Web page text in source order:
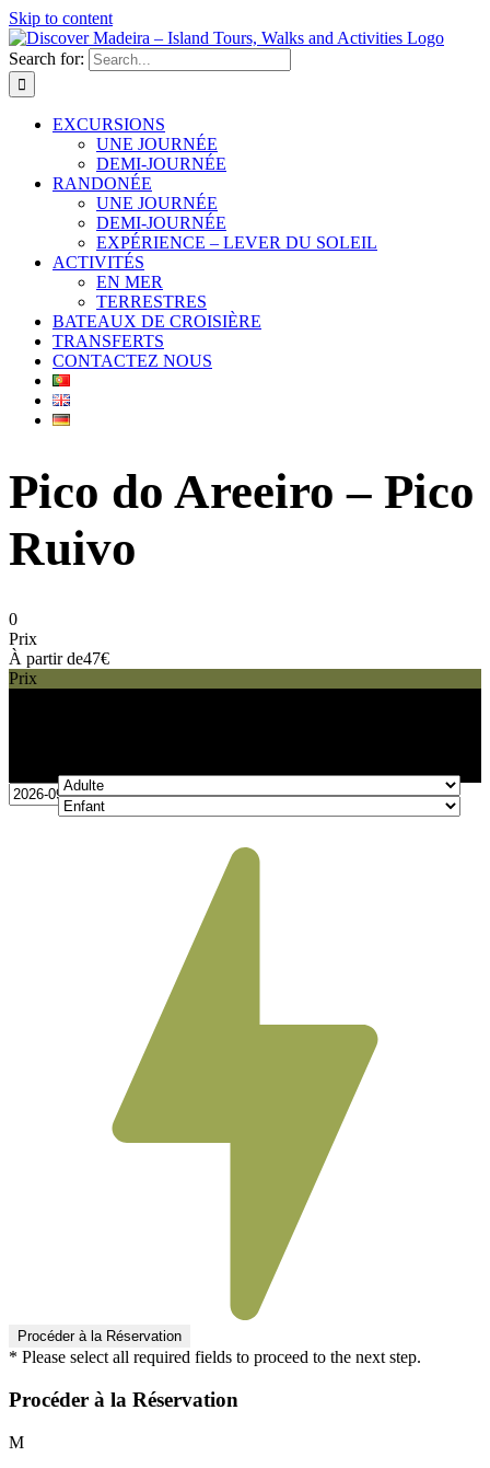
Skip to content
Search for:
EXCURSIONS
UNE JOURNÉE
DEMI-JOURNÉE
RANDONÉE
UNE JOURNÉE
DEMI-JOURNÉE
EXPÉRIENCE – LEVER DU SOLEIL
ACTIVITÉS
EN MER
TERRESTRES
BATEAUX DE CROISIÈRE
TRANSFERTS
CONTACTEZ NOUS
Pico do Areeiro – Pico
Ruivo
0
Prix
À partir de47€
Prix
* Please select all required fields to proceed to the next step.
Procéder à la Réservation